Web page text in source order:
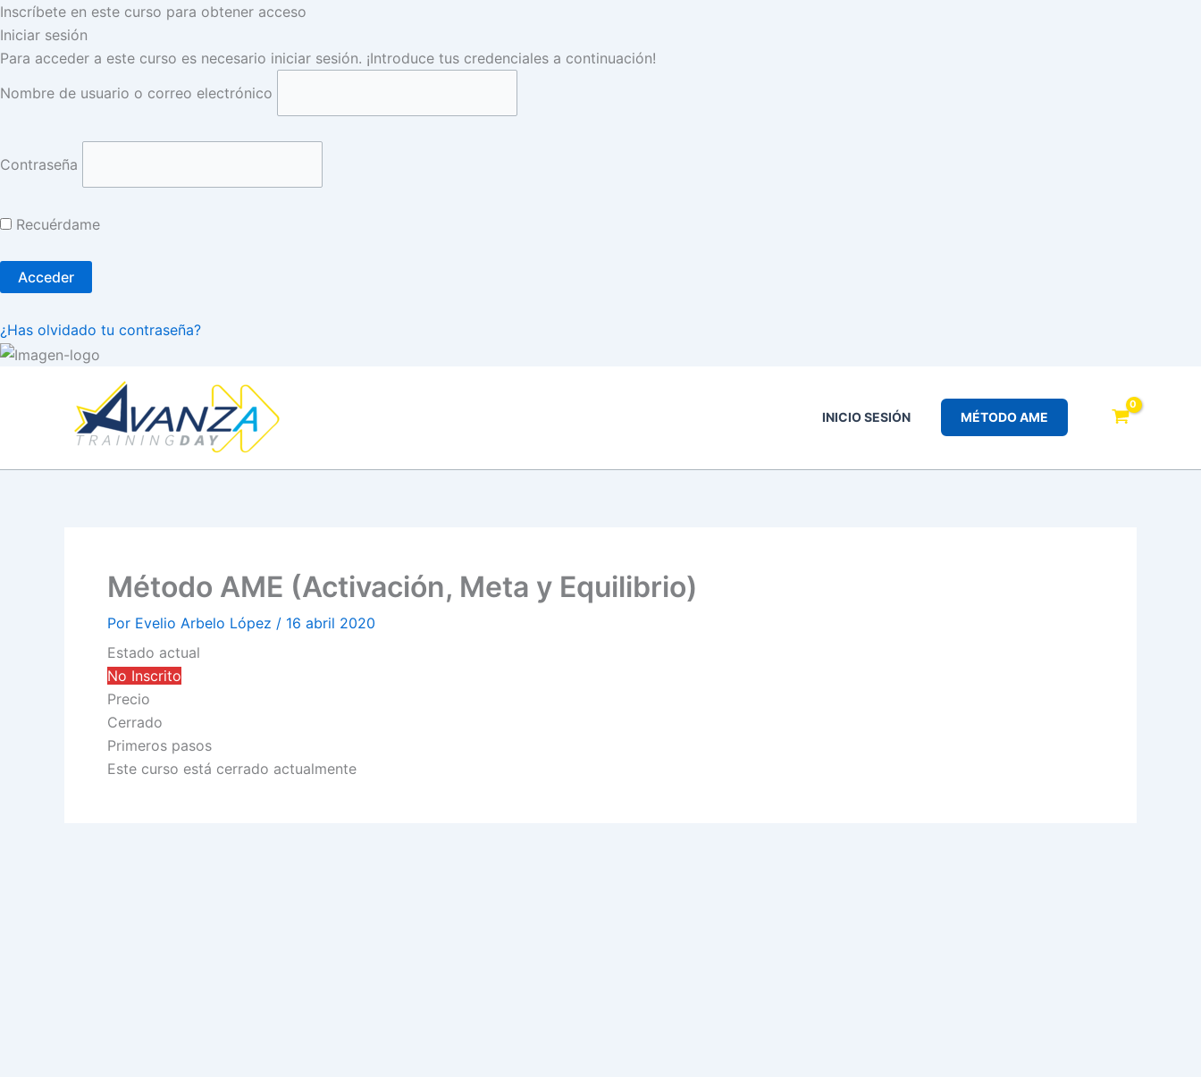
Inscríbete en este curso para obtener acceso
Iniciar sesión
Para acceder a este curso es necesario iniciar sesión. ¡Introduce tus credenciales a continuación!
Nombre de usuario o correo electrónico
Contraseña
Recuérdame
¿Has olvidado tu contraseña?
INICIO SESIÓN MÉTODO AME
Método AME (Activación, Meta y Equilibrio)
Por Evelio Arbelo López / 16 abril 2020
Estado actual
No Inscrito
Precio
Cerrado
Primeros pasos
Este curso está cerrado actualmente